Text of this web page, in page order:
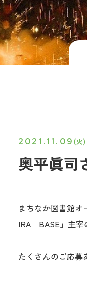
奥平眞司
2021.11.09 (火)
まちなか図書館
IRA BASE」主宰
たくさんのご応募